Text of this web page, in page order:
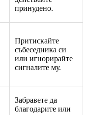
принудено.
Притискайте
събеседника си
или игнорирайте
сигналите му.
Забравете да
благодарите или